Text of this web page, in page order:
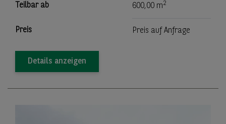
Teilbar ab 600,00 m2
Preis Preis auf Anfrage
Details anzeigen